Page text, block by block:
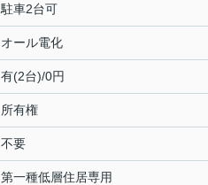
駐車2台可
オール電化
有(2台)/0円
所有権
不要
第一種低層住居専用